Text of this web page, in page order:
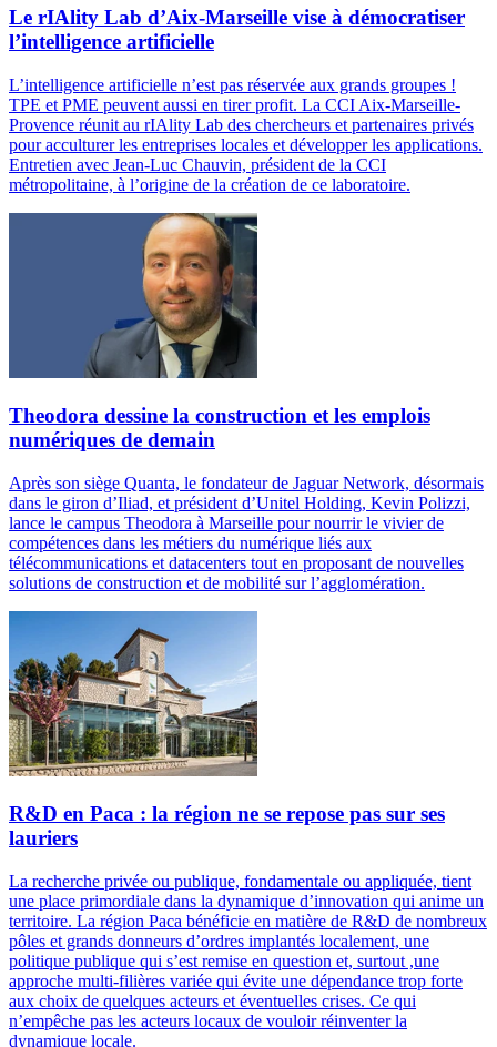
Le rIAlity Lab d’Aix-Marseille vise à démocratiser
l’intelligence artificielle
L’intelligence artificielle n’est pas réservée aux grands groupes !
TPE et PME peuvent aussi en tirer profit. La CCI Aix-Marseille-
Provence réunit au rIAlity Lab des chercheurs et partenaires privés
pour acculturer les entreprises locales et développer les applications.
Entretien avec Jean-Luc Chauvin, président de la CCI
métropolitaine, à l’origine de la création de ce laboratoire.
Theodora dessine la construction et les emplois
numériques de demain
Après son siège Quanta, le fondateur de Jaguar Network, désormais
dans le giron d’Iliad, et président d’Unitel Holding, Kevin Polizzi,
lance le campus Theodora à Marseille pour nourrir le vivier de
compétences dans les métiers du numérique liés aux
télécommunications et datacenters tout en proposant de nouvelles
solutions de construction et de mobilité sur l’agglomération.
R&D en Paca : la région ne se repose pas sur ses
lauriers
La recherche privée ou publique, fondamentale ou appliquée, tient
une place primordiale dans la dynamique d’innovation qui anime un
territoire. La région Paca bénéficie en matière de R&D de nombreux
pôles et grands donneurs d’ordres implantés localement, une
politique publique qui s’est remise en question et, surtout ,une
approche multi-filières variée qui évite une dépendance trop forte
aux choix de quelques acteurs et éventuelles crises. Ce qui
n’empêche pas les acteurs locaux de vouloir réinventer la
dynamique locale.